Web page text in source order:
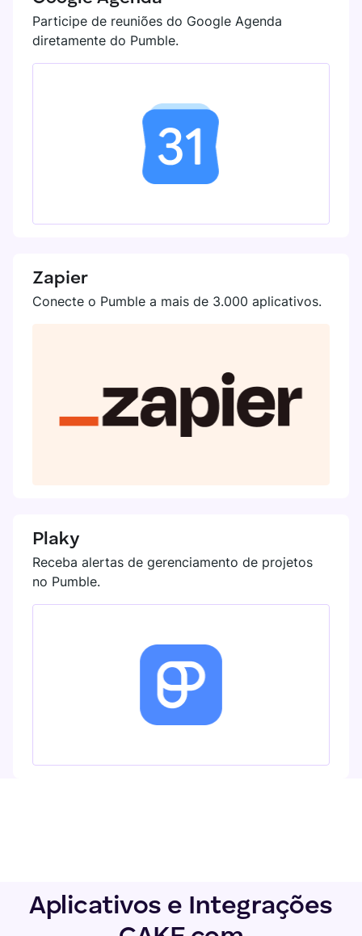
Participe de reuniões do Google Agenda
diretamente do Pumble.
Zapier
Conecte o Pumble a mais de 3.000 aplicativos.
Plaky
Receba alertas de gerenciamento de projetos
no Pumble.
Aplicativos e Integrações